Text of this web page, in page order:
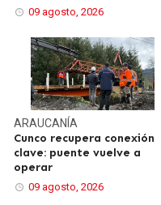
09 agosto, 2026
ARAUCANÍA
Cunco recupera conexión
clave: puente vuelve a
operar
09 agosto, 2026